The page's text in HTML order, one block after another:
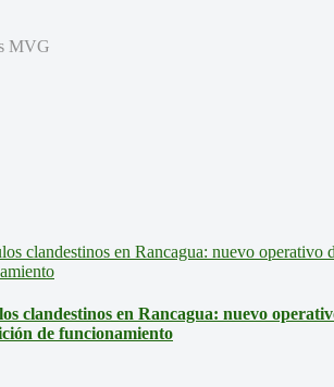
MVG
clandestinos en Rancagua: nuevo
de funcionamiento